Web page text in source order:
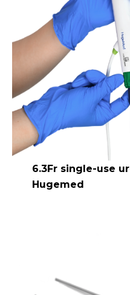
6.3Fr single-use
Hugemed